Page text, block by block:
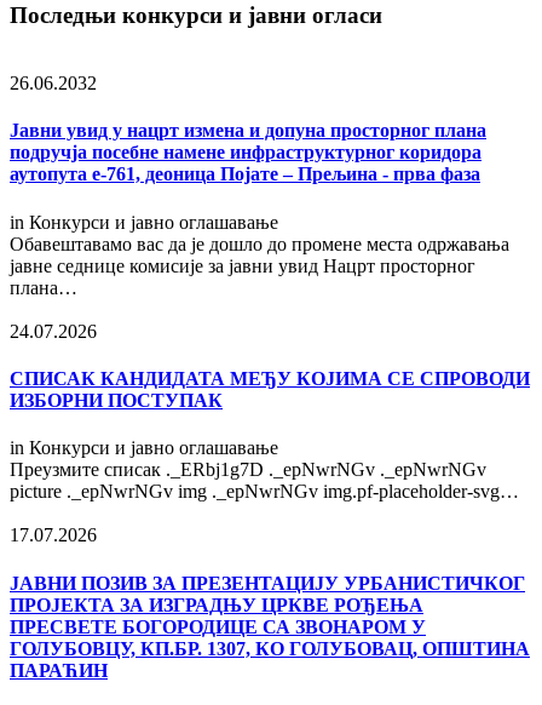
Последњи конкурси и јавни огласи
26.06.2032
Јавни увид у нацрт измена и допуна просторног плана
подручја посебне намене инфраструктурног коридора
аутопута е-761, деоница Појате – Прељина - прва фаза
in Конкурси и јавно оглашавање
Обавештавамо вас да је дошло до промене места одржавања
јавне седнице комисије за јавни увид Нацрт просторног
плана…
24.07.2026
СПИСАК КАНДИДАТА МЕЂУ КОЈИМА СЕ СПРОВОДИ
ИЗБОРНИ ПОСТУПАК
in Конкурси и јавно оглашавање
Преузмите списак ._ERbj1g7D ._epNwrNGv ._epNwrNGv
picture ._epNwrNGv img ._epNwrNGv img.pf-placeholder-svg…
17.07.2026
ЈАВНИ ПОЗИВ ЗА ПРЕЗЕНТАЦИЈУ УРБАНИСТИЧКОГ
ПРОЈЕКТА ЗА ИЗГРАДЊУ ЦРКВЕ РОЂЕЊА
ПРЕСВЕТЕ БОГОРОДИЦЕ СА ЗВОНАРОМ У
ГОЛУБОВЦУ, КП.БР. 1307, КО ГОЛУБОВАЦ, ОПШТИНА
ПАРАЋИН